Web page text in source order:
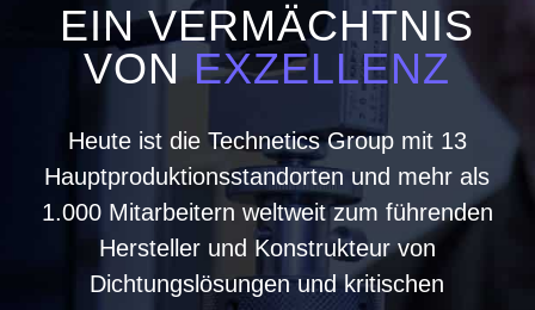
EIN VERMÄCHTNIS
VONEXZELLENZ
Heute ist die Technetics Group mit 13
Hauptproduktionsstandorten und mehr als
1.000 Mitarbeitern weltweit zum führenden
Hersteller und Konstrukteur von
Dichtungslösungen und kritischen